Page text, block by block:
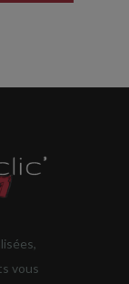
vous